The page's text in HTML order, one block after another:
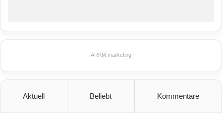
ARKM.marketing
Aktuell Beliebt Kommentare